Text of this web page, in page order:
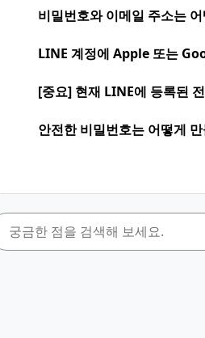
비밀번호와 이메일 주소는
LINE 계정에 Apple 또는
[중요] 현재 LINE에 등록된
안전한 비밀번호는 어떻게